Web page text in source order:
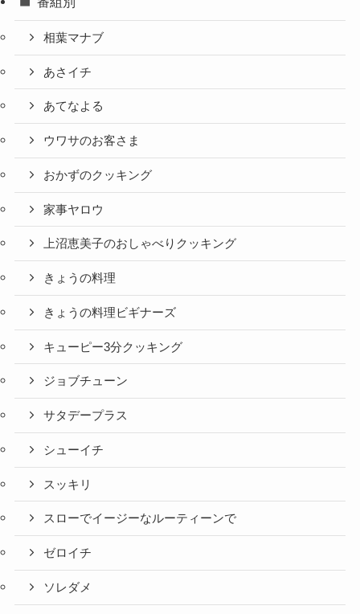
相葉マナブ
あさイチ
あてなよる
ウワサのお客さま
おかずのクッキング
家事ヤロウ
上沼恵美子のおしゃべりクッキング
きょうの料理
きょうの料理ビギナーズ
キューピー3分クッキング
ジョブチューン
サタデープラス
シューイチ
スッキリ
スローでイージーなルーティーンで
ゼロイチ
ソレダメ